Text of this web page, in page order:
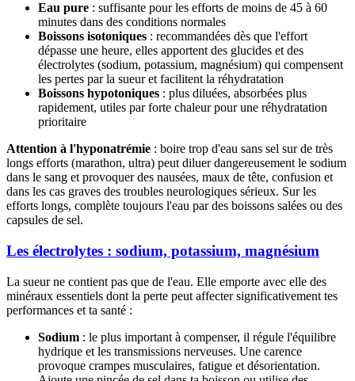
Eau pure : suffisante pour les efforts de moins de 45 à 60
minutes dans des conditions normales
Boissons isotoniques : recommandées dès que l'effort
dépasse une heure, elles apportent des glucides et des
électrolytes (sodium, potassium, magnésium) qui compensent
les pertes par la sueur et facilitent la réhydratation
Boissons hypotoniques : plus diluées, absorbées plus
rapidement, utiles par forte chaleur pour une réhydratation
prioritaire
Attention à l'hyponatrémie : boire trop d'eau sans sel sur de très
longs efforts (marathon, ultra) peut diluer dangereusement le sodium
dans le sang et provoquer des nausées, maux de tête, confusion et
dans les cas graves des troubles neurologiques sérieux. Sur les
efforts longs, complète toujours l'eau par des boissons salées ou des
capsules de sel.
Les électrolytes : sodium, potassium, magnésium
La sueur ne contient pas que de l'eau. Elle emporte avec elle des
minéraux essentiels dont la perte peut affecter significativement tes
performances et ta santé :
Sodium : le plus important à compenser, il régule l'équilibre
hydrique et les transmissions nerveuses. Une carence
provoque crampes musculaires, fatigue et désorientation.